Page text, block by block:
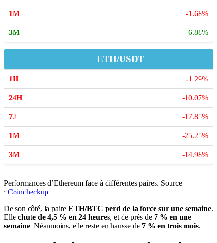
-1.68%
6.88%
ETH/USDT
-1.29%
-10.07%
-17.85%
-25.25%
-14.98%
Performances d’Ethereum face à différentes paires. Source
: Coincheckup
De son côté, la paire ETH/BTC perd de la force sur une semaine.
Elle chute de 4,5 % en 24 heures, et de près de 7 % en une
semaine. Néanmoins, elle reste en hausse de 7 % en trois mois.